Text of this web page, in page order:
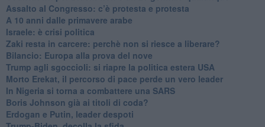
Assalto al Congresso: c’è protesta e protesta
A 10 anni dalle primavere arabe
Israele: è crisi politica
Zaki resta in carcere: perchè non si riesce a liberare?
Bilancio: Europa alla prova del nove
Trump agli sgoccioli: si riapre la politica estera USA
Morto Erekat, il percorso di pace perde un vero leader
In Nigeria si torna a combattere una SARS
Boris Johnson già ai titoli di coda?
Erdogan e Putin, leader despoti